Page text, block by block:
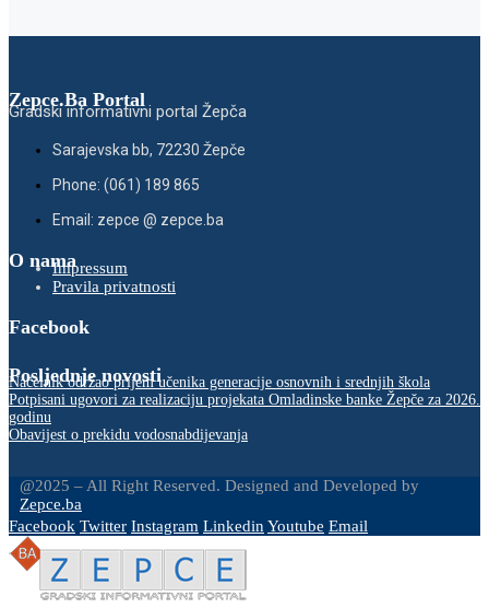
Zepce.Ba Portal
Gradski informativni portal Žepča
Sarajevska bb, 72230 Žepče
Phone: (061) 189 865
Email: zepce @ zepce.ba
O namaImpressum
Pravila privatnosti
Facebook
Posljednje novosti
Načelnik održao prijem učenika generacije osnovnih i srednjih škola
Potpisani ugovori za realizaciju projekata Omladinske banke Žepče za 2026.
godinu
Obavijest o prekidu vodosnabdijevanja
@2025 – All Right Reserved. Designed and Developed by
Zepce.ba
Facebook Twitter Instagram LinkedinYoutube Email